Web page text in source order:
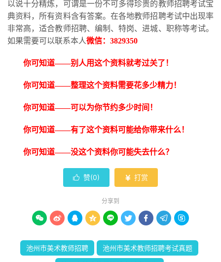
以说十分精炼，可谓是一份不可多得珍贵的教师招聘考试宝
典资料，所有资料含有答案。在各地教师招聘考试中出现率
非常高，适合教师招聘、编制、特岗、进城、职称等考试。
如果需要可以联系本人微信： 3829350
你可知道——别人用这个资料就考过关了！
你可知道——整理这个资料需要花多少精力！
你可知道——可以为你节约多少时间！
你可知道——有了这个资料可能给你带来什么！
你可知道——没这个资料你可能失去什么？
 赞(0)  打赏
分享到
        
池州市美术教师招聘 池州市美术教师招聘考试真题